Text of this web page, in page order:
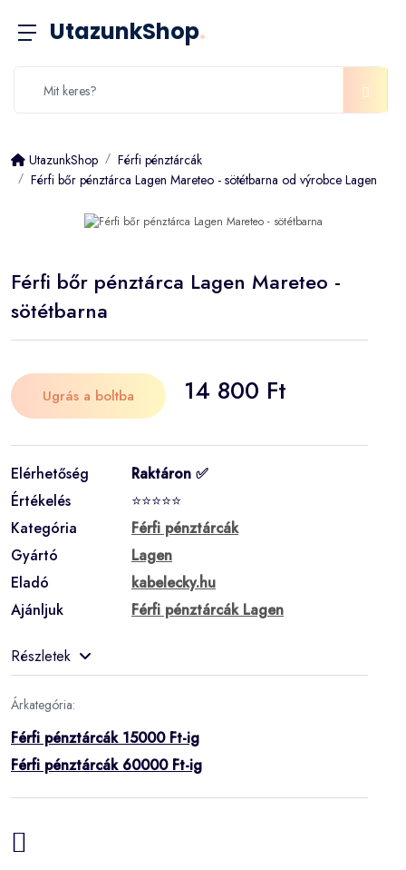
UtazunkShop.
UtazunkShop
Férfi pénztárcák
Férfi bőr pénztárca Lagen Mareteo - sötétbarna od výrobce Lagen
Férfi bőr pénztárca Lagen Mareteo -
sötétbarna
Ugrás a boltba 14 800 Ft
Elérhetőség
Raktáron ✅
Értékelés
⭐⭐⭐⭐⭐
Kategória
Férfi pénztárcák
Gyártó
Lagen
Eladó
kabelecky.hu
Ajánljuk
Férfi pénztárcák Lagen
Részletek
Árkategória:
Férfi pénztárcák 15000 Ft-ig
Férfi pénztárcák 60000 Ft-ig